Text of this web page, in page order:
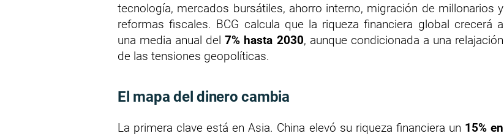
tecnología, mercados bursátiles, ahorro interno, migración de millonarios y
reformas fiscales. BCG calcula que la riqueza financiera global crecerá a
una media anual del7% hasta 2030, aunque condicionada a una relajación
de las tensiones geopolíticas.
El mapa del dinero cambia
La primera clave está en Asia. China elevó su riqueza financiera un 15% en